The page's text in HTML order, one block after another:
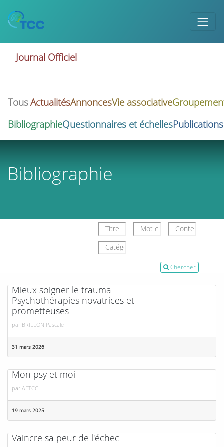
Journal Officiel
TousActualitésAnnoncesVie associative
BibliographieQuestionnaires et échellesPublications
Bibliographie
Chercher
Mieux soigner le trauma - -
Psychothérapies novatrices et
prometteuses
par BRILLON Pascale
31 mars 2026
Mon psy et moi
par AFTCC
19 mars 2025
Vaincre sa peur de l'échec